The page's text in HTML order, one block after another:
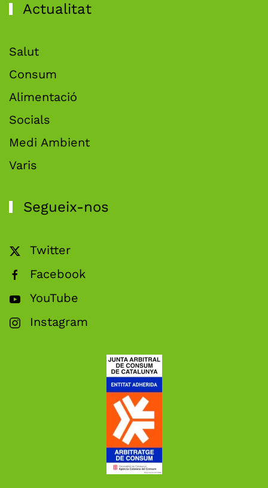
Actualitat
Salut
Consum
Alimentació
Socials
Medi Ambient
Varis
Segueix-nos
Twitter
Facebook
YouTube
Instagram